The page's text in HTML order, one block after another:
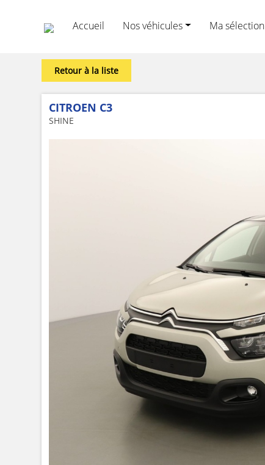
Accueil Nos véhicules Ma sélection
Retour à la liste
CITROEN C3
SHINE